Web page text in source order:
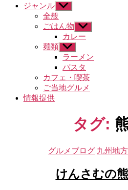
ジャンル サ
ブ
メ
ュ
ー
を
表
示
全般
ごはん物 サ
ブ
ニ
ュ
ー
を
表
カレー
麺類 サ
ブ
メ
ュ
ー
ラーメン
パスタ
カフェ・喫茶
ご当地グルメ
情報提供
タグ:
カ
ゴ
リ
グルメブログ 九州地方
けんさむの